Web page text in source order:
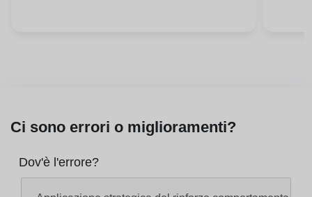
Ci sono errori o miglioramenti?
Dov'è l'errore?